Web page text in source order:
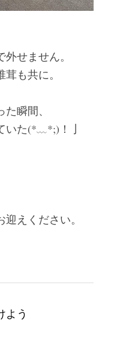
せません。
も共に。
瞬間、
いた(*﹏*;)！亅
えください。
よう